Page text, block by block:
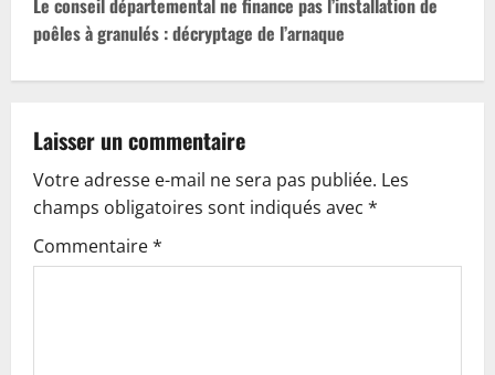
n
v
i
g
Le conseil départemental ne finance pas l’installation de
poêles à granulés : décryptage de l’arnaque
Laisser un commentaire
Votre adresse e-mail ne sera pas publiée. Les
champs obligatoires sont indiqués avec *
Commentaire*